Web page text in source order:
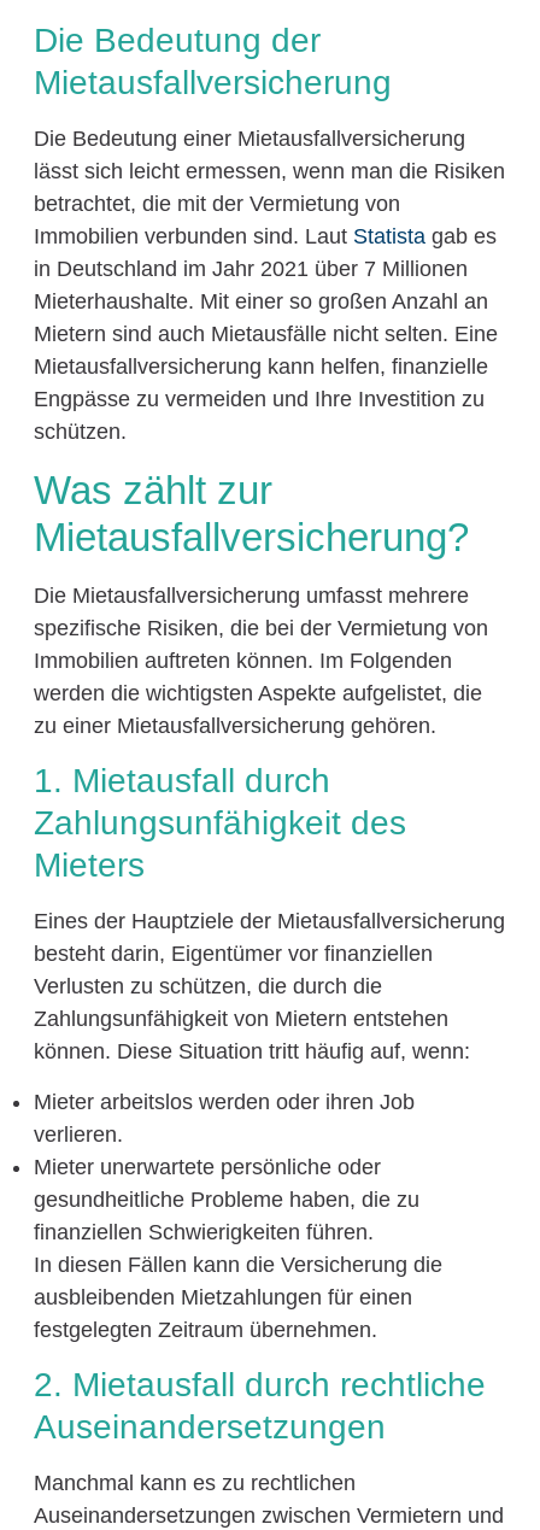
Die Bedeutung der
Mietausfallversicherung
Die Bedeutung einer Mietausfallversicherung
lässt sich leicht ermessen, wenn man die Risiken
betrachtet, die mit der Vermietung von
Immobilien verbunden sind. Laut Statistagab es
in Deutschland im Jahr 2021 über 7 Millionen
Mieterhaushalte. Mit einer so großen Anzahl an
Mietern sind auch Mietausfälle nicht selten. Eine
Mietausfallversicherung kann helfen, finanzielle
Engpässe zu vermeiden und Ihre Investition zu
schützen.
Was zählt zur
Mietausfallversicherung?
Die Mietausfallversicherung umfasst mehrere
spezifische Risiken, die bei der Vermietung von
Immobilien auftreten können. Im Folgenden
werden die wichtigsten Aspekte aufgelistet, die
zu einer Mietausfallversicherung gehören.
1. Mietausfall durch
Zahlungsunfähigkeit des
Mieters
Eines der Hauptziele der Mietausfallversicherung
besteht darin, Eigentümer vor finanziellen
Verlusten zu schützen, die durch die
Zahlungsunfähigkeit von Mietern entstehen
können. Diese Situation tritt häufig auf, wenn:
Mieter arbeitslos werden oder ihren Job
verlieren.
Mieter unerwartete persönliche oder
gesundheitliche Probleme haben, die zu
finanziellen Schwierigkeiten führen.
In diesen Fällen kann die Versicherung die
ausbleibenden Mietzahlungen für einen
festgelegten Zeitraum übernehmen.
2. Mietausfall durch rechtliche
Auseinandersetzungen
Manchmal kann es zu rechtlichen
Auseinandersetzungen zwischen Vermietern und